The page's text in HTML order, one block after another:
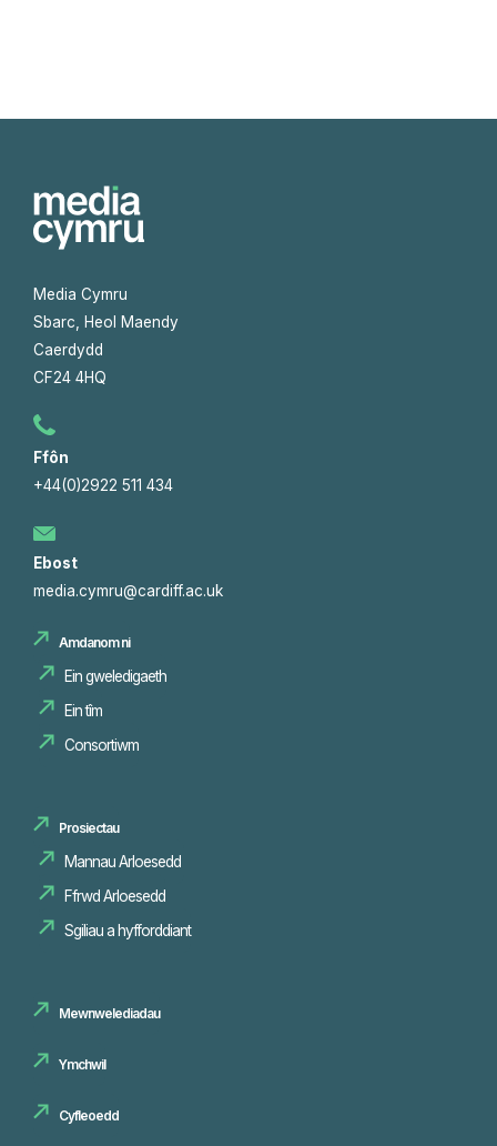
Media Cymru
Sbarc, Heol Maendy
Caerdydd
CF24 4HQ
Ffôn
+44(0)2922 511 434
Ebost
media.cymru@cardiff.ac.uk
Amdanom ni
Ein gweledigaeth
Ein tîm
Consortiwm
Prosiectau
Mannau Arloesedd
Sgiliau a hyfforddiant
Mewnwelediadau
Ymchwil
Cyfleoedd